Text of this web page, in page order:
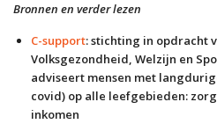
Bronnen en verder lezen
C-support: stichting in opdracht
Volksgezondheid, Welzijn en
adviseert mensen met
covid) op alle leefgebieden:
inkomen